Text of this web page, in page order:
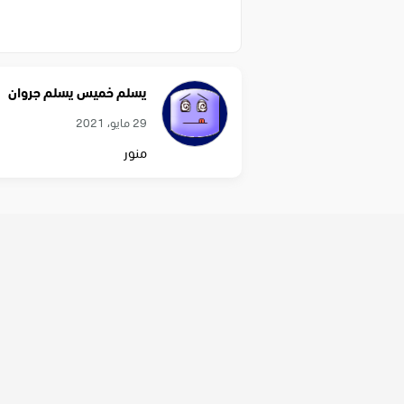
يسلم خميس يسلم جروان
29 مايو، 2021
منور